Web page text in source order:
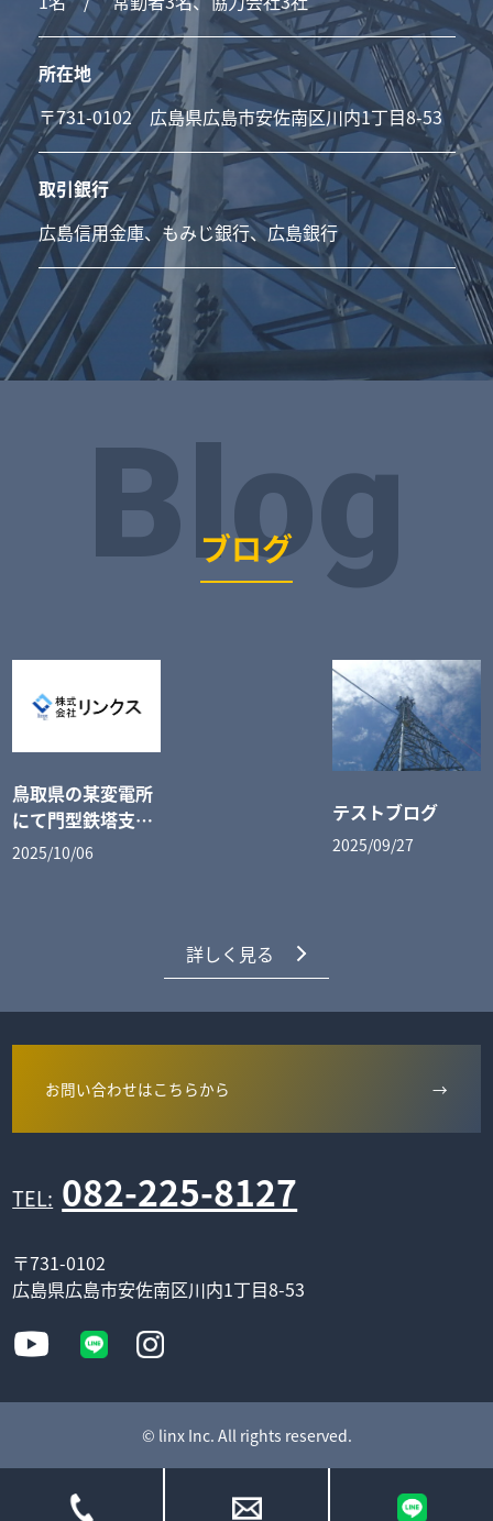
所在地
〒731-0102 広島県広島市安佐南区川内1丁目8-53
取引銀行
広島信用金庫、もみじ銀行、広島銀行
Blog
ブログ
鳥取県の某変電所
にて門型鉄塔支線
張り作業
2025/10/06
テストブログ
2025/09/27
詳しく見る
〒731-0102
広島県広島市安佐南区川内1丁目8-53
お問い合わせはこちらから →
TEL: 082-225-8127
© linx Inc. All rights reserved.